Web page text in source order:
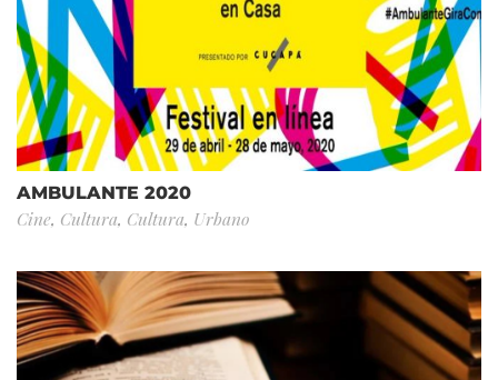
AMBULANTE 2020
Cine, Cultura, Cultura, Urbano